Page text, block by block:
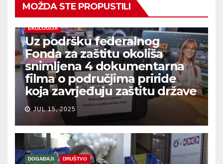
MOŽDA STE PROPUSTILI
EKOLOGIJA
Uz podršku federalnog
Fonda za zaštitu okoliša
snimljena 4 dokumentarna
filma o područjima priride
koja zavrjeđuju zaštitu države
JUL 15, 2025
DOGAĐAJI DRUŠTVO